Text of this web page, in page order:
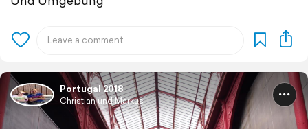
Portugal 2018
Christian und Markus